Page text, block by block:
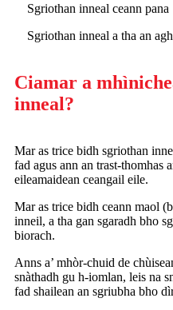
Sgriothan inneal ceann pana
Sgriothan inneal a tha an
Ciamar a
inneal?
Mar as trice bidh sgriothan
fad agus ann an trast-thomhas
eileamaidean ceangail eile.
Mar as trice bidh ceann maol
inneil, a tha gan sgaradh bho
biorach.
Anns a’ mhòr-chuid de
snàthadh gu h-iomlan, leis na
fad shailean an sgriubha bho